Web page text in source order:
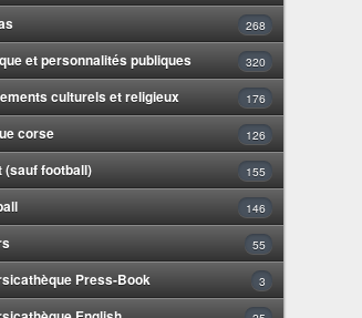
268
et personnalités publiques 320
culturels et religieux 176
corse 126
(sauf football) 155
146
55
Press-Book 3